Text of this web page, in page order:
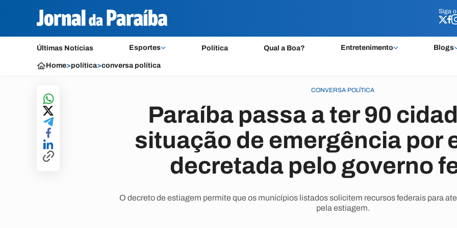
Siga o
Últimas Notícias Esportes Política Qual a Boa? Entretenimento Blogs
Siga o
Home>política>conversa política
CONVERSA POLÍTICA
Paraíba passa a ter 90
situação de emergência por
decretada pelo governo
O decreto de estiagem permite que os municípios listados solicitem recursos federais para
pela estiagem.